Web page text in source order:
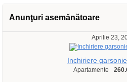
Anunţuri asemănătoare
Aprilie 23,
Inchiriere
Apartamente